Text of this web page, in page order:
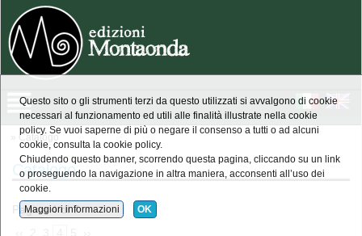
» Catalogo
Catalogo
Pagina 4 di 7
Questo sito o gli strumenti terzi da questo utilizzati si avvalgono di cookie
necessari al funzionamento ed utili alle finalità illustrate nella cookie
policy. Se vuoi saperne di più o negare il consenso a tutti o ad alcuni
cookie, consulta la cookie policy.
Chiudendo questo banner, scorrendo questa pagina, cliccando su un link
o proseguendo la navigazione in altra maniera, acconsenti all’uso dei
cookie.
Maggiori informazioni OK